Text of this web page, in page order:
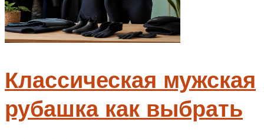
Классическая мужская
рубашка как выбрать